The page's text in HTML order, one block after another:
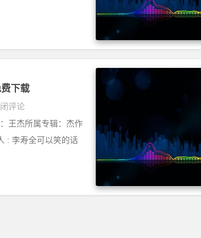
下载
评论
王杰所属专辑：杰作
: 李寿全可以笑的话